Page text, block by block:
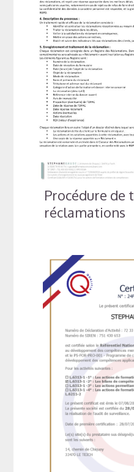
Procédure de
réclamations